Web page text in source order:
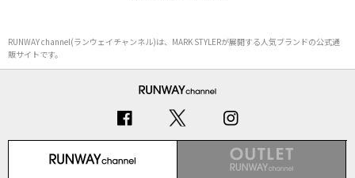
RUNWAY channel(ランウェイチャンネル)は、MARK STYLERが展開する人気ブランドの公式通
販サイトです。